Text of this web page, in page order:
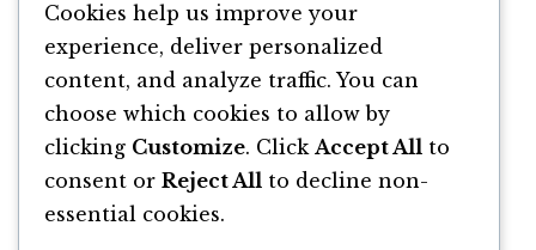
Darurile Imperfectiunii de Brené Brown
By Brené Brown
Cookies help us improve your
experience, deliver personalized
content, and analyze traffic. You can
choose which cookies to allow by
clicking Customize. Click Accept All to
consent or Reject All to decline non-
essential cookies.